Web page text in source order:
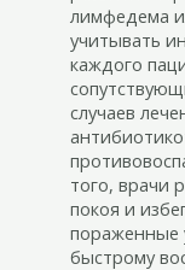
лимфедема
учитывать
каждого
случаев
того, врачи
покоя и
пораженные
быстрому